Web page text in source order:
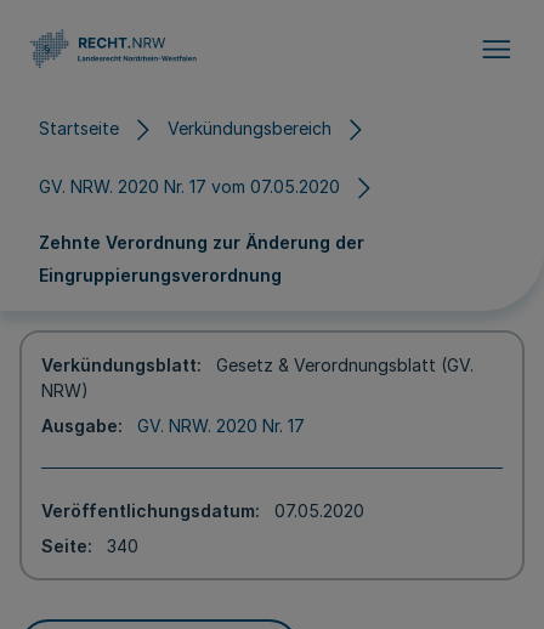
Startseite Verkündungsbereich
GV. NRW. 2020 Nr. 17 vom 07.05.2020
Zehnte Verordnung zur Änderung der
Eingruppierungsverordnung
Verkündungsblatt
Gesetz & Verordnungsblatt (GV.
NRW)
Ausgabe
GV. NRW. 2020 Nr. 17
Veröffentlichungsdatum
07.05.2020
Seite
340